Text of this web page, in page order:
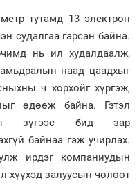
тутамд 13 электрон
судалгаа гарсан байна.
нь ил худалдаалж,
наад цаадхыг
ч хорхойг хүргэж,
өдөөж байна. Гэтэл
зүгээс бид зар
байнаа гэж учирлах.
ирдэг компаниудын
хүүхэд залуусын чөлөөт